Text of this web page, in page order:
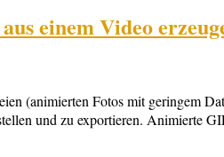
einem Video
(animierten Fotos mit geringem
und zu exportieren. Animierte